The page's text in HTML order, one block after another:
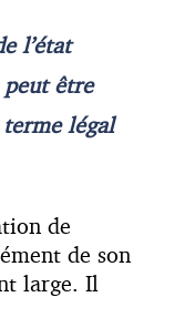
l’état
peut être
légal
de
de son
large. Il